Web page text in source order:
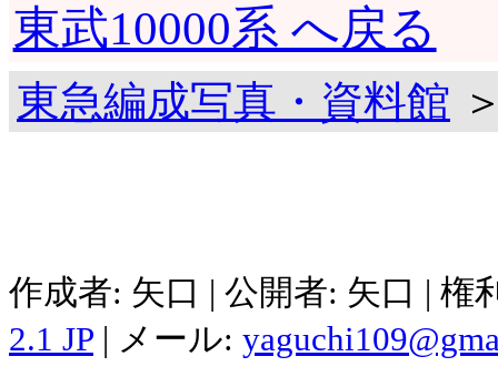
東武10000系 へ戻る
東急編成写真・資料館
作成者: 矢口 | 公開者: 矢口 |
2.1 JP | メール: